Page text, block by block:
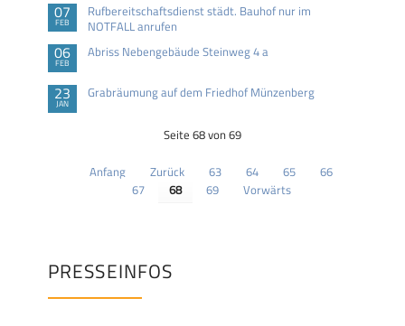
07
FEB
Rufbereitschaftsdienst städt. Bauhof nur im
NOTFALL anrufen
06
FEB
Abriss Nebengebäude Steinweg 4 a
23
JAN
Grabräumung auf dem Friedhof Münzenberg
Seite 68 von 69
Anfang Zurück 63 64 65
66
67
68 69 Vorwärts
PRESSEINFOS